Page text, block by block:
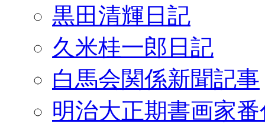
黒田清輝日記
久米桂一郎日記
白馬会関係新聞記事
明治大正期書画家